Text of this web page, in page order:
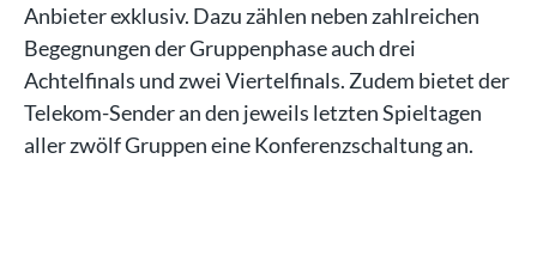
Anbieter exklusiv. Dazu zählen neben zahlreichen
Begegnungen der Gruppenphase auch drei
Achtelfinals und zwei Viertelfinals. Zudem bietet der
Telekom-Sender an den jeweils letzten Spieltagen
aller zwölf Gruppen eine Konferenzschaltung an.